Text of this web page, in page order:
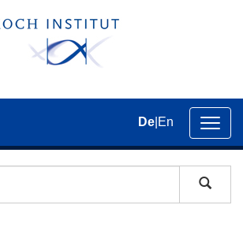
der
De En